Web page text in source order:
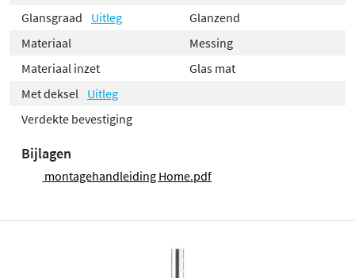
Glansgraad
Uitleg
Glanzend
Materiaal
Messing
Materiaal inzet
Glas mat
Met deksel Uitleg
Verdekte bevestiging
Bijlagen
montagehandleiding Home.pdf